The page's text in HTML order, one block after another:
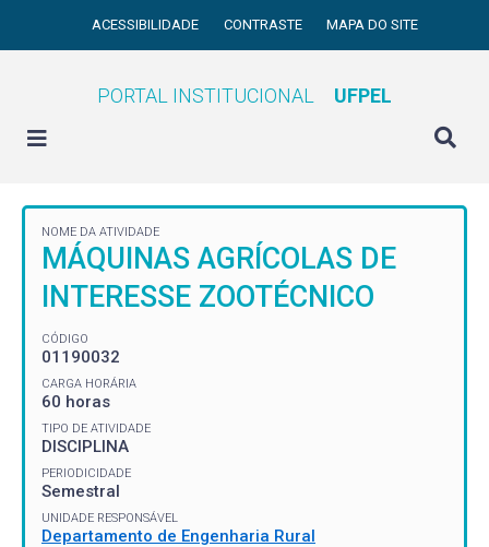
ACESSIBILIDADE CONTRASTE MAPA DO SITE
PORTAL INSTITUCIONAL UFPEL
NOME DA ATIVIDADE
MÁQUINAS AGRÍCOLAS DE
INTERESSE ZOOTÉCNICO
CÓDIGO
01190032
CARGA HORÁRIA
60 horas
TIPO DE ATIVIDADE
DISCIPLINA
PERIODICIDADE
Semestral
UNIDADE RESPONSÁVEL
Departamento de Engenharia Rural